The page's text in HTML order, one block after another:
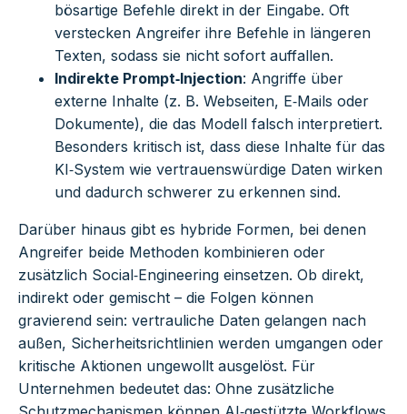
bösartige Befehle direkt in der Eingabe. Oft
verstecken Angreifer ihre Befehle in längeren
Texten, sodass sie nicht sofort auffallen.
Indirekte Prompt‑Injection: Angriffe über
externe Inhalte (z. B. Webseiten, E‑Mails oder
Dokumente), die das Modell falsch interpretiert.
Besonders kritisch ist, dass diese Inhalte für das
KI‑System wie vertrauenswürdige Daten wirken
und dadurch schwerer zu erkennen sind.
Darüber hinaus gibt es hybride Formen, bei denen
Angreifer beide Methoden kombinieren oder
zusätzlich Social‑Engineering einsetzen. Ob direkt,
indirekt oder gemischt – die Folgen können
gravierend sein: vertrauliche Daten gelangen nach
außen, Sicherheitsrichtlinien werden umgangen oder
kritische Aktionen ungewollt ausgelöst. Für
Unternehmen bedeutet das: Ohne zusätzliche